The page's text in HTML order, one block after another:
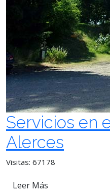
Servicios en
Alerces
Visitas: 67178
Leer Más